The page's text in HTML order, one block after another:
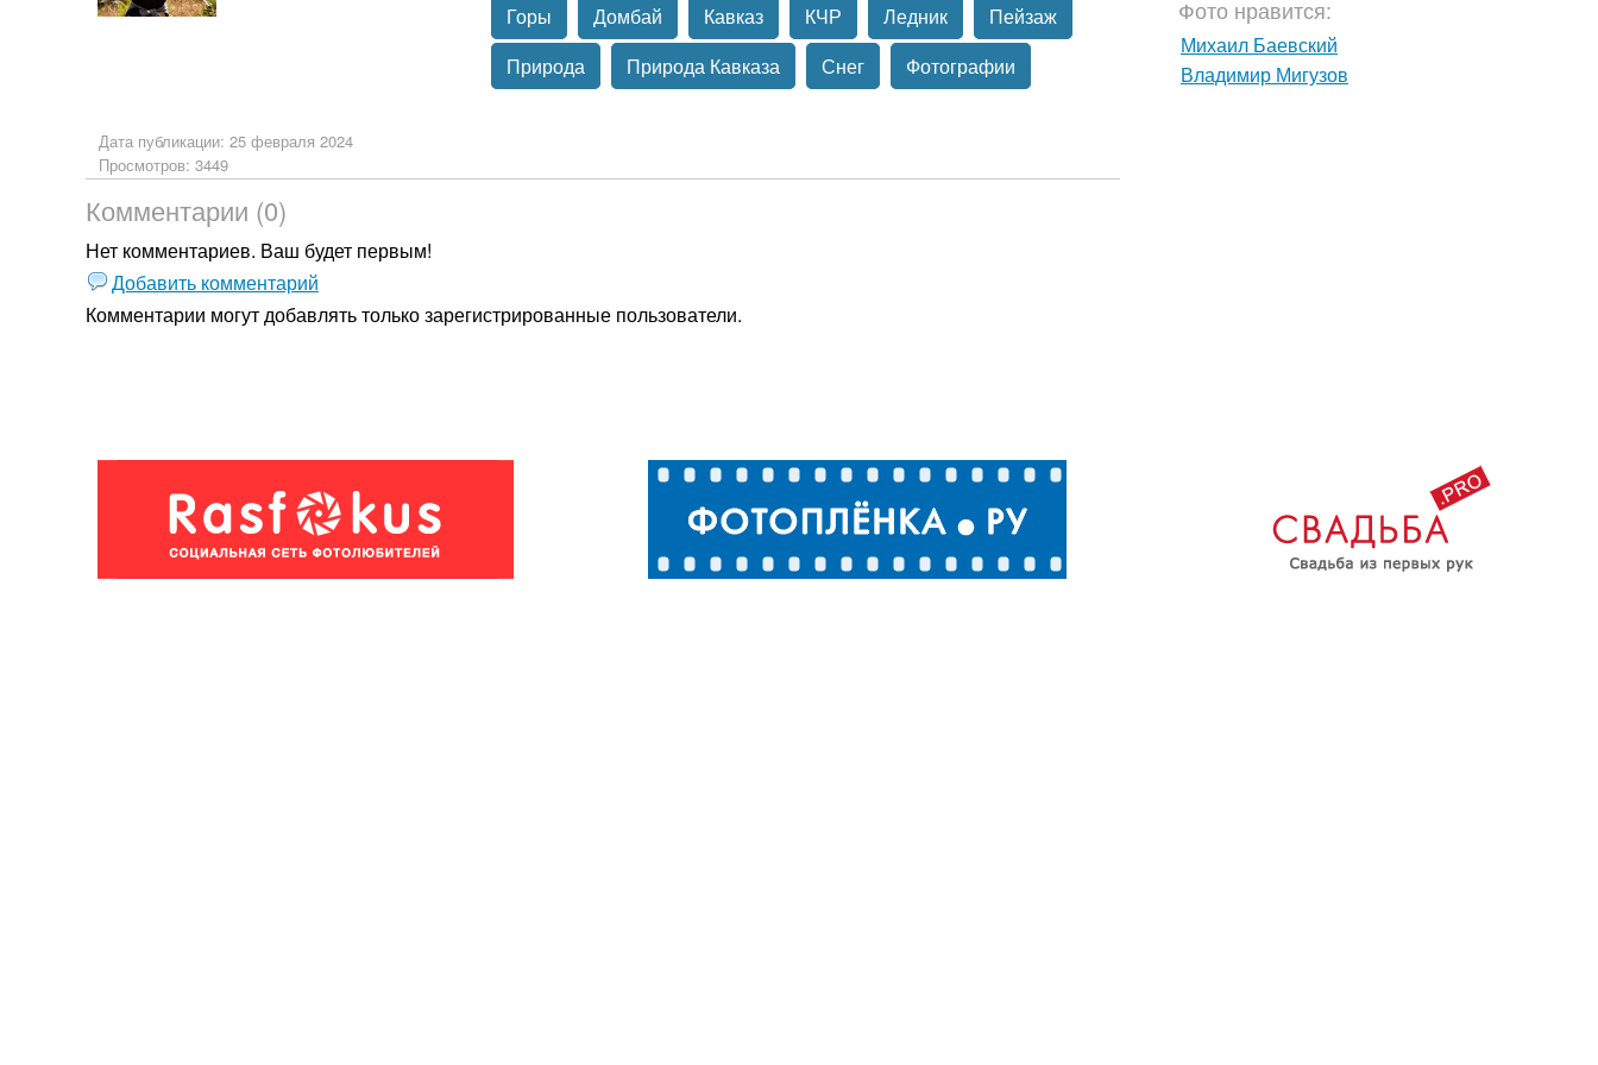
Горы Домбай Кавказ КЧР Ледник
Пейзаж
Природа
Природа Кавказа Снег Фотографии
Дата публикации: 25 февраля 2024
Просмотров: 3449
Фото нравится:
Михаил Баевский
Владимир Мигузов
Комментарии (0)
Нет комментариев. Ваш будет первым!
Добавить комментарий
Комментарии могут добавлять толькозарегистрированные пользователи.